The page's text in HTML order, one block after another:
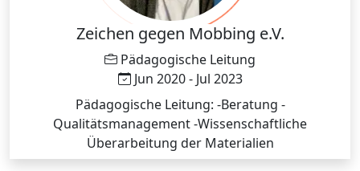
Zeichen gegen Mobbing e.V.
Pädagogische Leitung
Jun 2020 - Jul 2023
Pädagogische Leitung: -Beratung -
Qualitätsmanagement -Wissenschaftliche
Überarbeitung der Materialien